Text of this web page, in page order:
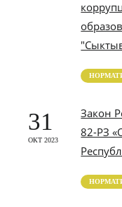
31
ОКТ 2023
Закон
82-РЗ